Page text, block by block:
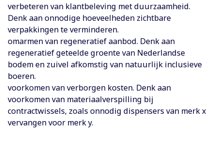
verbeteren van klantbeleving met duurzaamheid.
Denk aan onnodige hoeveelheden zichtbare
verpakkingen te verminderen.
omarmen van regeneratief aanbod. Denk aan
regeneratief geteelde groente van Nederlandse
bodem en zuivel afkomstig van natuurlijk inclusieve
boeren.
voorkomen van verborgen kosten. Denk aan
voorkomen van materiaalverspilling bij
contractwissels, zoals onnodig dispensers van merk x
vervangen voor merk y.